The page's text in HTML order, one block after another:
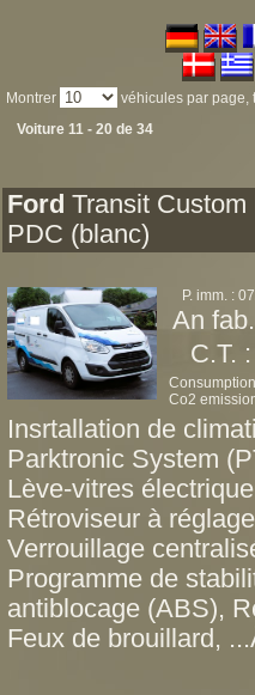
Montrer véhicules par page,
Voiture 11 - 20 de 34
Ford Transit
PDC (blanc)
P. imm. :
An
C.T.
Co2
Insrtallation de
Parktronic System
Lève-vitres
Rétroviseur à
Verrouillage
Programme de
antiblocage (ABS),
Feux de brouillard,